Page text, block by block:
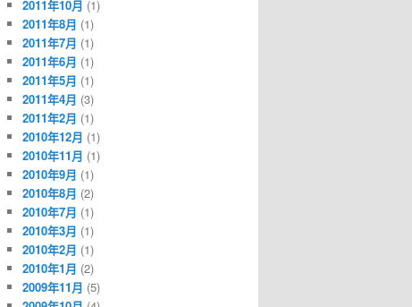
2011年10月 (1)
2011年8月 (1)
2011年7月 (1)
2011年6月 (1)
2011年5月 (1)
2011年4月 (3)
2011年2月 (1)
2010年12月 (1)
2010年11月 (1)
2010年9月 (1)
2010年8月 (2)
2010年7月 (1)
2010年3月 (1)
2010年2月 (1)
2010年1月 (2)
2009年11月 (5)